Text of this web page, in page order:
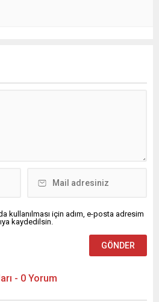
kullanılması için adım, e-posta adresim
kaydedilsin.
- 0 Yorum